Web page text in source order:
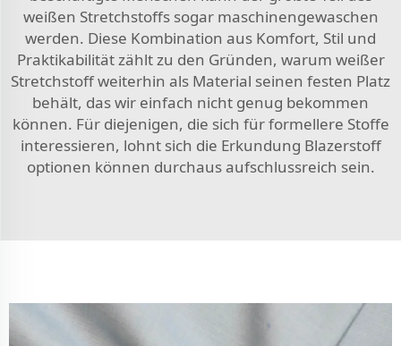
weißen Stretchstoffs sogar maschinengewaschen
werden. Diese Kombination aus Komfort, Stil und
Praktikabilität zählt zu den Gründen, warum weißer
Stretchstoff weiterhin als Material seinen festen Platz
behält, das wir einfach nicht genug bekommen
können. Für diejenigen, die sich für formellere Stoffe
interessieren, lohnt sich die Erkundung Blazerstoff
optionen können durchaus aufschlussreich sein.